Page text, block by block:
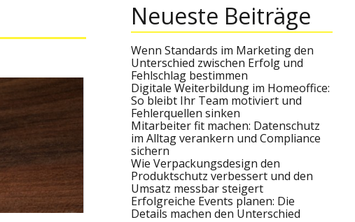
c
h
f
o
r
:
c
h
Neueste Beiträge
Wenn Standards im Marketing den
Unterschied zwischen Erfolg und
Fehlschlag bestimmen
Digitale Weiterbildung im Homeoffice:
So bleibt Ihr Team motiviert und
Fehlerquellen sinken
Mitarbeiter fit machen: Datenschutz
im Alltag verankern und Compliance
sichern
Wie Verpackungsdesign den
Produktschutz verbessert und den
Umsatz messbar steigert
Erfolgreiche Events planen: Die
Details machen den Unterschied